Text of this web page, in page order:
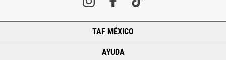
TAF MÉXICO
AYUDA